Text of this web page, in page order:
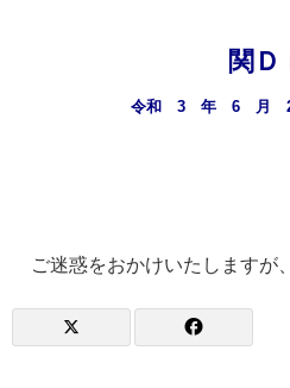
関Ｄ
令和 3 年 6 月
ご迷惑をおかけいたしますが